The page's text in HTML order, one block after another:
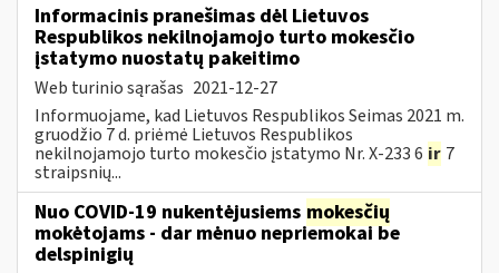
Informacinis pranešimas dėl Lietuvos
Respublikos nekilnojamojo turto mokesčio
įstatymo nuostatų pakeitimo
Web turinio sąrašas 2021-12-27
Informuojame, kad Lietuvos Respublikos Seimas 2021 m.
gruodžio 7 d. priėmė Lietuvos Respublikos
nekilnojamojo turto mokesčio įstatymo Nr. X-233 6 ir 7
straipsnių...
Nuo COVID-19 nukentėjusiems mokesčių
mokėtojams - dar mėnuo nepriemokai be
delspinigių